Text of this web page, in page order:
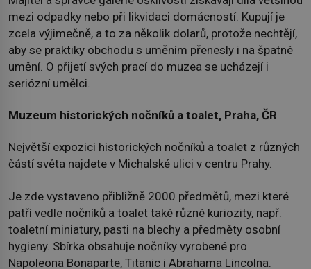
mezi odpadky nebo při likvidaci domácností. Kupují je
zcela výjimečně, a to za několik dolarů, protože nechtějí,
aby se praktiky obchodu s uměním přenesly i na špatné
umění. O přijetí svých prací do muzea se ucházejí i
seriózní umělci.
Muzeum historických nočníků a toalet, Praha, ČR
Největší expozici historických nočníků a toalet z různých
částí světa najdete v Michalské ulici v centru Prahy.
Je zde vystaveno přibližně 2000 předmětů, mezi které
patří vedle nočníků a toalet také různé kuriozity, např.
toaletní miniatury, pasti na blechy a předměty osobní
hygieny. Sbírka obsahuje nočníky vyrobené pro
Napoleona Bonaparte, Titanic i Abrahama Lincolna.